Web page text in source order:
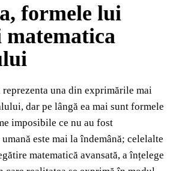
formele lui
matematica
reprezenta una din exprimările mai
dar pe lângă ea mai sunt formele
imposibile ce nu au fost
este mai la îndemână; celelalte
matematică avansată, a înțelege